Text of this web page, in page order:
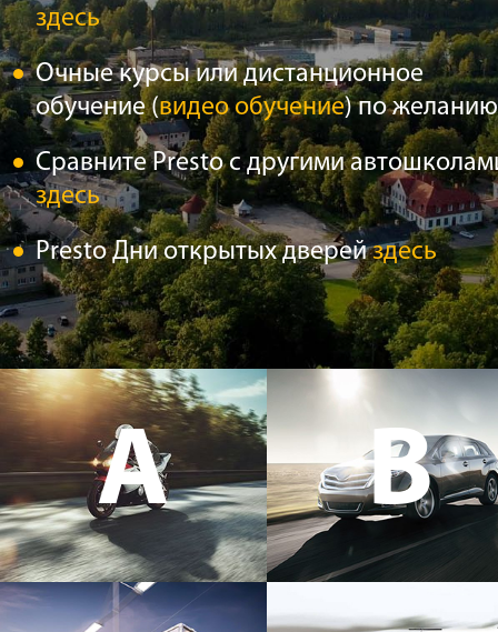
здесь
Очные курсы или дистанционное
обучение (видео обучение) по желанию
Сравните Presto с другими
здесь
Presto Дни открытых дверейздесь
A
B